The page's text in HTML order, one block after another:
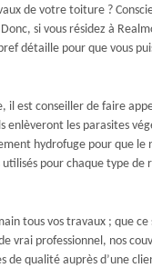
de votre toiture ?
si vous résidez à
détaille pour que vous
est conseiller de faire
les parasites
hydrofuge pour que
pour chaque type
tous vos travaux ;
vrai professionnel, nos
qualité auprès d’une